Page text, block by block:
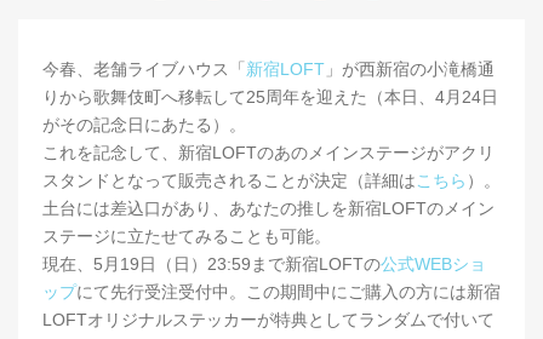
今春、老舗ライブハウス「 新宿LOFT 」が西新宿の小滝橋通
りから歌舞伎町へ移転して25周年を迎えた（本日、4月24日
がその記念日にあたる）。
これを記念して、新宿LOFTのあのメインステージがアクリ
スタンドとなって販売されることが決定（詳細はこちら ）。
土台には差込口があり、あなたの推しを新宿LOFTのメイン
ステージに立たせてみることも可能。
現在、5月19日（日）23:59まで新宿LOFTの公式WEBショ
ップにて先行受注受付中。この期間中にご購入の方には新宿
LOFTオリジナルステッカーが特典としてランダムで付いて